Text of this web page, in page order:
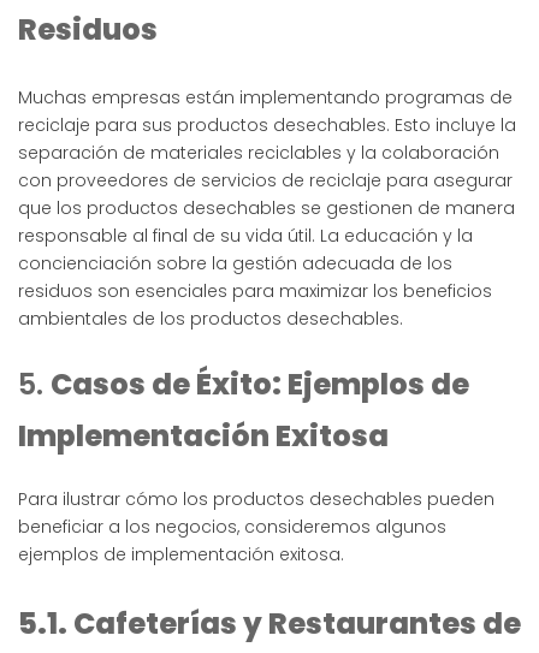
Residuos
Muchas empresas están implementando programas de
reciclaje para sus productos desechables. Esto incluye la
separación de materiales reciclables y la colaboración
con proveedores de servicios de reciclaje para asegurar
que los productos desechables se gestionen de manera
responsable al final de su vida útil. La educación y la
concienciación sobre la gestión adecuada de los
residuos son esenciales para maximizar los beneficios
ambientales de los productos desechables.
5. Casos de Éxito: Ejemplos de
Implementación Exitosa
Para ilustrar cómo los productos desechables pueden
beneficiar a los negocios, consideremos algunos
ejemplos de implementación exitosa.
5.1. Cafeterías y Restaurantes de